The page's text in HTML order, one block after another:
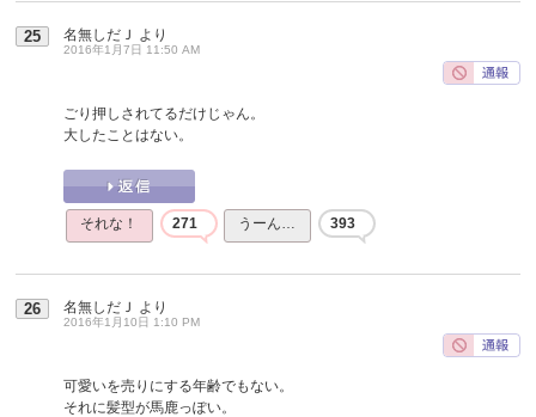
25 名無しだＪ より
2016年1月7日 11:50 AM
ごり押しされてるだけじゃん。
大したことはない。
それな！ 271 うーん… 393
26 名無しだＪ より
2016年1月10日 1:10 PM
可愛いを売りにする年齢でもない。
それに髪型が馬鹿っぽい。